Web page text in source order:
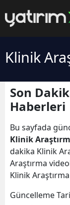
Klinik
Son
Haberleri
Bu sayfada
Klinik
dakika Klinik
Araştırma
Klinik
Güncelleme